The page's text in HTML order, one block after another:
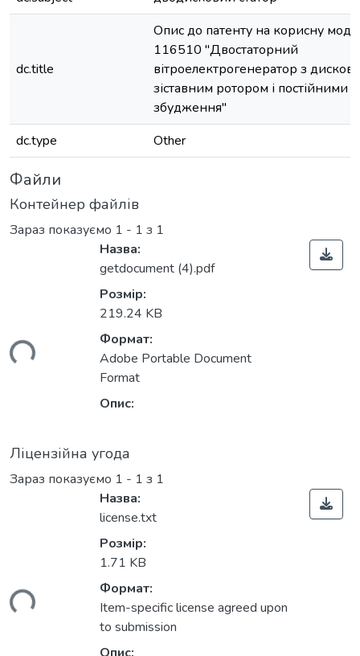
dc.title
Опис до патенту на корисну
116510 "Двостаторний
вітроелектрогенератор з
зіставним ротором і постійними
збудження"
dc.type
Other
Файли
Контейнер файлів
Зараз показуємо 1 - 1 з 1
Назва:
getdocument (4).pdf
Розмір:
219.24 KB
Формат:
Adobe Portable Document
Format
Опис:
Ліцензійна угода
Зараз показуємо 1 - 1 з 1
Назва:
license.txt
Розмір:
1.71 KB
Формат:
Item-specific license agreed upon
to submission